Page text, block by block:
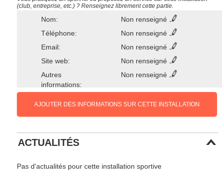
(club, entreprise, etc.) ? Renseignez librement cette partie.
Nom:
Non renseigné
Téléphone:
Non renseigné
Email:
Non renseigné
Site web:
Non renseigné
Autres
informations:
Non renseigné
AJOUTER DES INFORMATIONS SUR CETTE INSTALLATION
ACTUALITÉS
Pas d'actualités pour cette installation sportive